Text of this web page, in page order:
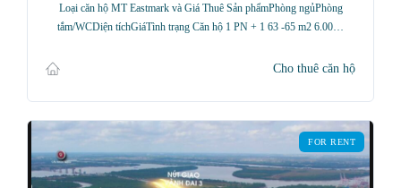
Loại căn hộ MT Eastmark và Giá Thuê Sản phẩmPhòng ngủPhòng
tắm/WCDiện tíchGiáTình trạng Căn hộ 1 PN + 1 63 -65 m2 6.00…
Cho thuê căn hộ
FOR RENT